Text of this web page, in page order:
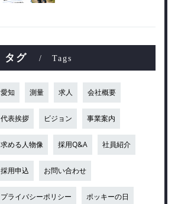
タグ Tags
愛知 測量 求人 会社概要
代表挨拶 ビジョン 事業案内
求める人物像 採用Q&A 社員紹介
採用申込 お問い合わせ
プライバシーポリシー ポッキーの日